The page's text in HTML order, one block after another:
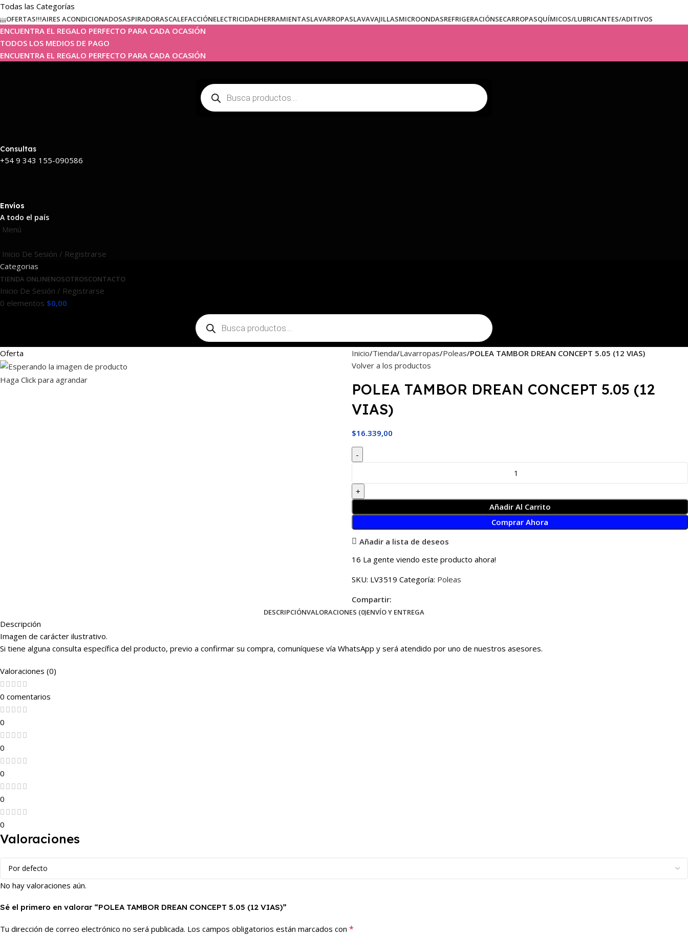
Todas las Categorías
¡¡¡OFERTAS!!!AIRES ACONDICIONADOSASPIRADORASCALEFACCIÓNELECTRICIDADHERRAMIENTASLAVARROPASLAVAVAJILLASMICROONDASREFRIGERACIÓNSECARROPASQUÍMICOS/LUBRICANTES/ADITIVOS
ENCUENTRA EL REGALO PERFECTO PARA CADA OCASIÓN
TODOS LOS MEDIOS DE PAGO
ENCUENTRA EL REGALO PERFECTO PARA CADA OCASIÓN
Consultas
+54 9 343 155-090586
Envíos
A todo el país
Menú
Inicio De Sesión / Registrarse
Categorias
TIENDA ONLINENOSOTROSCONTACTO
Inicio De Sesión / Registrarse
0 elementos $0,00
Oferta
Haga Click para agrandar
Inicio Tienda Lavarropas Poleas POLEA TAMBOR DREAN CONCEPT 5.05 (12 VIAS)
Volver a los productos
POLEA TAMBOR DREAN CONCEPT 5.05 (12
VIAS)
$16.339,00
Añadir Al Carrito
Comprar Ahora
Añadir a lista de deseos
16 La gente viendo este producto ahora!
SKU: LV3519 Categoría: Poleas
Compartir:
DESCRIPCIÓNVALORACIONES (0)ENVÍO Y ENTREGA
Descripción
Imagen de carácter ilustrativo.
Si tiene alguna consulta específica del producto, previo a confirmar su compra, comuníquese vía WhatsApp y será atendido por uno de nuestros asesores.
Valoraciones (0)
0 comentarios
0
0
0
0
0
Valoraciones
No hay valoraciones aún.
Sé el primero en valorar “POLEA TAMBOR DREAN CONCEPT 5.05 (12 VIAS)”
Tu dirección de correo electrónico no será publicada. Los campos obligatorios están marcados con *